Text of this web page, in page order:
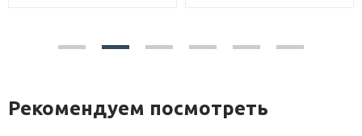
Рекомендуем посмотреть